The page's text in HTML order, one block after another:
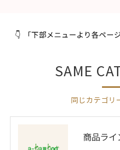
👇 「下部メニューより各ペー
同じカテゴリ
SAME
商品ラ